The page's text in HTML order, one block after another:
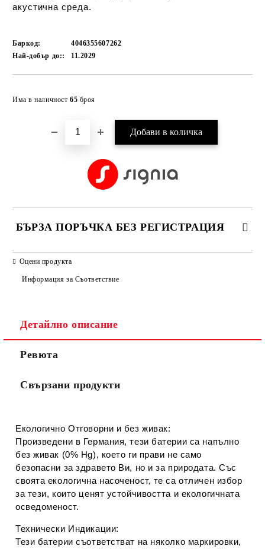
акустична среда.
Баркод:
4046355607262
Най-добър до::
11.2029
Има в наличност 65 броя
БЪРЗА ПОРЪЧКА БЕЗ РЕГИСТРАЦИЯ
Съгласен съм с
Ние ще се свържем с вас в рамките на работния ден.
Оцени продукта
Информация за Съответствие
Детайлно описание
Ревюта
Свързани продукти
Екологично Отговорни и без живак:
Произведени в Германия, тези батерии са напълно
без живак (0% Hg), което ги прави не само
безопасни за здравето Ви, но и за природата. Със
своята екологична насоченост, те са отличен избор
за тези, които ценят устойчивостта и екологичната
осведоменост.
Технически Индикации:
Тези батерии съответстват на няколко маркировки,